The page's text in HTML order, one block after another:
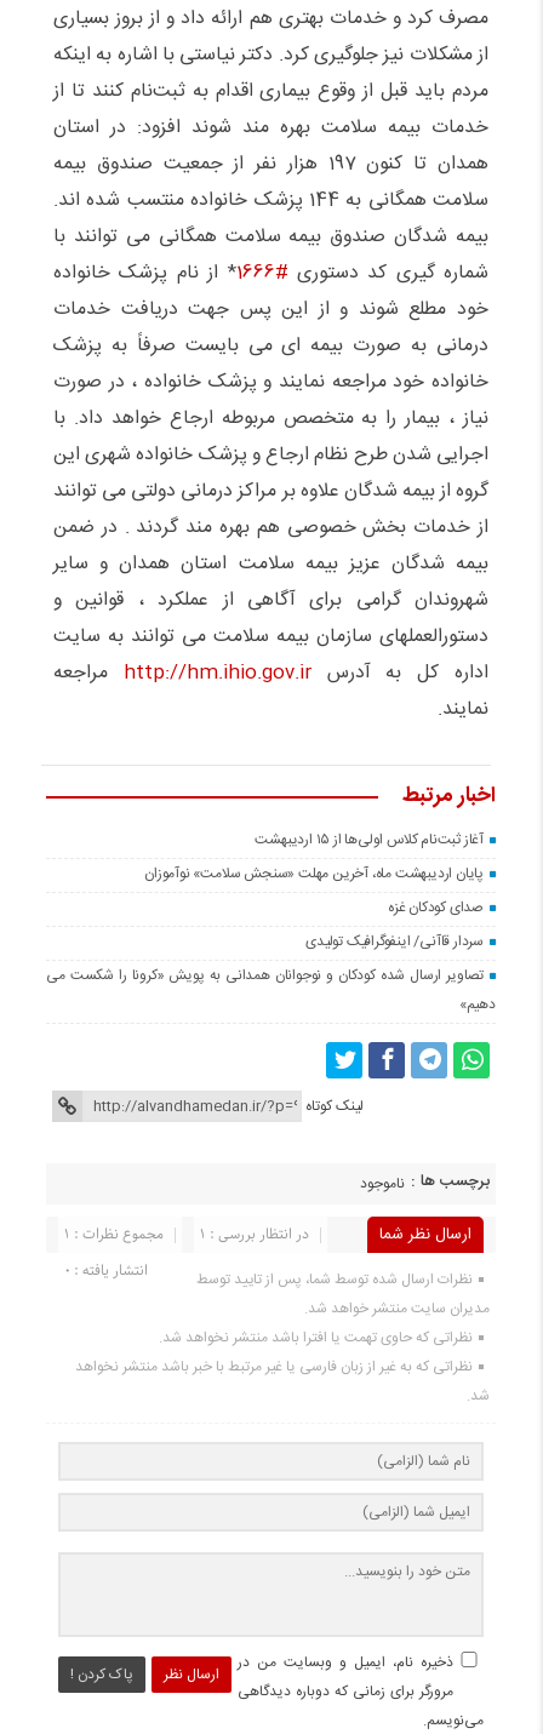
مصرف کرد و خدمات بهتری هم ارائه داد و از بروز بسیاری
از مشکلات نیز جلوگیری کرد. دکتر نیاستی با اشاره به اینکه
مردم باید قبل از وقوع بیماری اقدام به ثبت‌نام کنند تا از
خدمات بیمه سلامت بهره مند شوند افزود: در استان
همدان تا کنون 197 هزار نفر از جمعیت صندوق بیمه
سلامت همگانی به 144 پزشک خانواده منتسب شده اند.
بیمه شدگان صندوق بیمه سلامت همگانی می توانند با
شماره گیری کد دستوری #1666
* از نام پزشک خانواده
خود مطلع شوند و از این پس جهت دریافت خدمات
درمانی به صورت بیمه ای می بایست صرفاً به پزشک
خانواده خود مراجعه نمایند و پزشک خانواده ، در صورت
نیاز ، بیمار را به متخصص مربوطه ارجاع خواهد داد. با
اجرایی شدن طرح نظام ارجاع و پزشک خانواده شهری این
گروه از بیمه شدگان علاوه بر مراکز درمانی دولتی می توانند
از خدمات بخش خصوصی هم بهره مند گردند . در ضمن
بیمه شدگان عزیز بیمه سلامت استان همدان و سایر
شهروندان گرامی برای آگاهی از عملکرد ، قوانین و
دستورالعملهای سازمان بیمه سلامت می توانند به سایت
اداره کل به آدرسhttp://hm.ihio.gov.ir مراجعه
نمایند.
اخبار مرتبط
آغاز ثبت‌نام کلاس اولی‌ها از ۱۵ اردیبهشت
پایان اردیبهشت ماه، آخرین مهلت «سنجش سلامت» نوآموزان
صدای کودکان غزه
سردار قاآنی/ اینفوگرافیک تولیدی
تصاویر ارسال شده کودکان و نوجوانان همدانی به پویش «کرونا را شکست می
دهیم»
لینک کوتاه
برچسب ها : ناموجود
ارسال نظر شما مجموع نظرات : 1
در انتظار بررسی : 1
انتشار یافته : 0
نظرات ارسال شده توسط شما، پس از تایید توسط
مدیران سایت منتشر خواهد شد.
نظراتی که حاوی تهمت یا افترا باشد منتشر نخواهد شد.
نظراتی که به غیر از زبان فارسی یا غیر مرتبط با خبر باشد منتشر نخواهد
شد.
ارسال نظر پاک کردن !
ذخیره نام، ایمیل و وبسایت من در
مرورگر برای زمانی که دوباره دیدگاهی
می‌نویسم.